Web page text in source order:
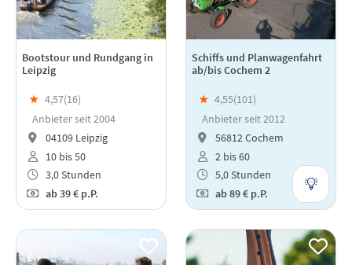
Bootstour und Rundgang in
Leipzig
★ 4,57(16)
Anbieter seit 2004
04109 Leipzig
10 bis 50
3,0 Stunden
ab39 € p.P.
Schiffs und Planwagenfahrt
ab/bis Cochem 2
★ 4,55(101)
Anbieter seit 2012
56812 Cochem
2 bis 60
5,0 Stunden
ab89 € p.P.